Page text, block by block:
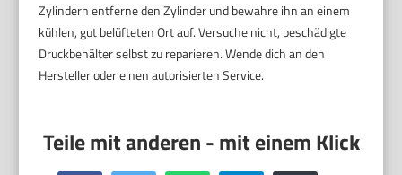
Zylindern entferne den Zylinder und bewahre ihn an einem
kühlen, gut belüfteten Ort auf. Versuche nicht, beschädigte
Druckbehälter selbst zu reparieren. Wende dich an den
Hersteller oder einen autorisierten Service.